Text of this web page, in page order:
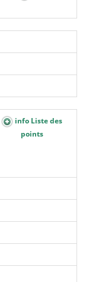
info Liste des
points